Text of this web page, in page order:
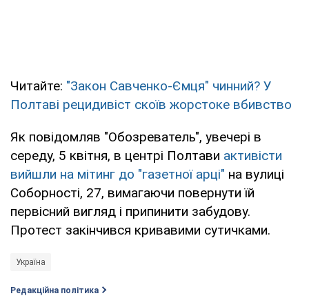
Читайте: "Закон Савченко-Ємця" чинний? У
Полтаві рецидивіст скоїв жорстоке вбивство
Як повідомляв "Обозреватель", увечері в
середу, 5 квітня, в центрі Полтави активісти
вийшли на мітинг до "газетної арці" на вулиці
Соборності, 27, вимагаючи повернути їй
первісний вигляд і припинити забудову.
Протест закінчився кривавими сутичками.
Україна
Редакційна політика